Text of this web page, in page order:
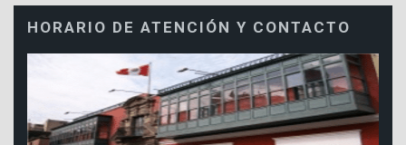
HORARIO DE ATENCIÓN Y CONTACTO